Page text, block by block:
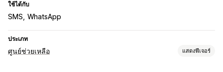
ใช้ได้กับ
SMS WhatsApp
ประเภท
ศูนย์ช่วยเหลือ แสดงฟีเจอร์